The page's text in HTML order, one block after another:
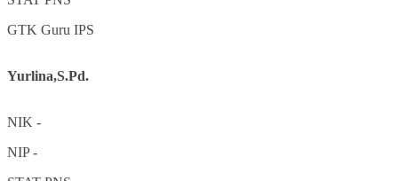
GTK Guru IPS
Yurlina,S.Pd.
NIK -
NIP-